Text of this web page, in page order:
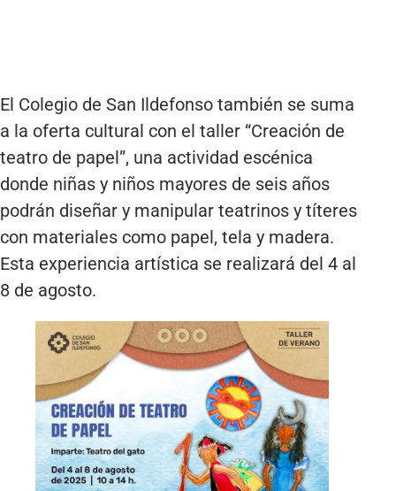
El Colegio de San Ildefonso también se suma
a la oferta cultural con el taller “Creación de
teatro de papel”, una actividad escénica
donde niñas y niños mayores de seis años
podrán diseñar y manipular teatrinos y títeres
con materiales como papel, tela y madera.
Esta experiencia artística se realizará del 4 al
8 de agosto.